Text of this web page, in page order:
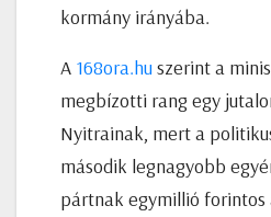
kormány irányába.
A 168ora.huszerint a
megbízotti rang egy
Nyitrainak, mert a
második legnagyobb
pártnak egymillió forintos